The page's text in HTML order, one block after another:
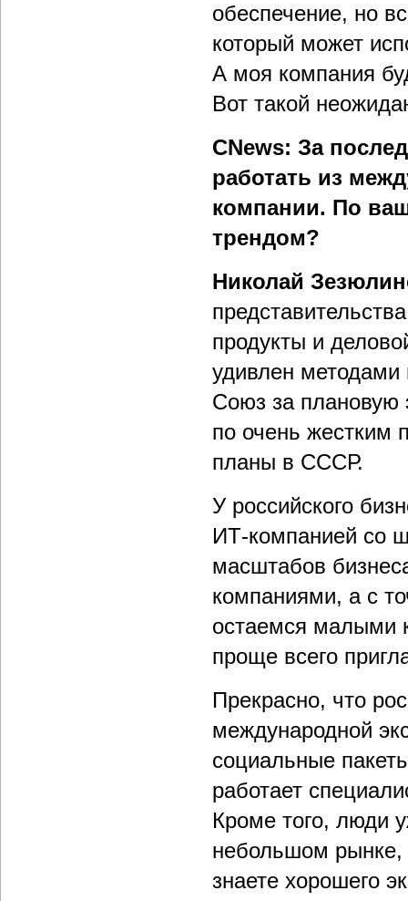
обеспечение, но
который может
А моя компания
Вот такой
CNews: За
работать из
компании. По
трендом?
Николай
продукты и
удивлен методами
Союз за плановую
по очень жестким
планы в СССР.
У российского
ИТ-компанией со
масштабов
компаниями, а с
остаемся малыми
проще всего
Прекрасно, что
международной
социальные
работает
Кроме того, люди
небольшом рынке,
знаете хорошего